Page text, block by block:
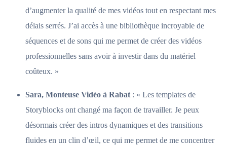
d’augmenter la qualité de mes vidéos tout en respectant mes
délais serrés. J’ai accès à une bibliothèque incroyable de
séquences et de sons qui me permet de créer des vidéos
professionnelles sans avoir à investir dans du matériel
coûteux. »
Sara, Monteuse Vidéo à Rabat : « Les templates de
Storyblocks ont changé ma façon de travailler. Je peux
désormais créer des intros dynamiques et des transitions
fluides en un clin d’œil, ce qui me permet de me concentrer